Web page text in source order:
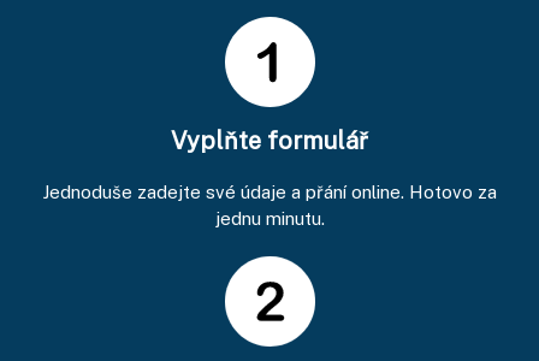
Vyplňte formulář
Jednoduše zadejte své údaje a přání online. Hotovo za
jednu minutu.